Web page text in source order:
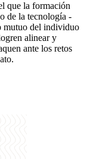
que la formación
de la tecnología -
mutuo del individuo
alinear y
ante los retos